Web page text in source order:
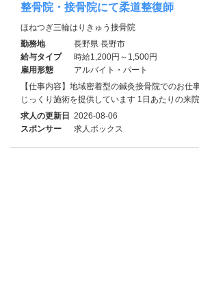
整骨院・接骨院にて柔道整復師
ほねつぎ三輪はりきゅう接骨院
勤務地
長野県 長野市
給与タイプ
時給1,200円～1,500円
雇用形態
アルバイト・パート
【仕事内容】地域密着型の鍼灸接骨院でのお仕
じっくり施術を提供しています 1日あたりの来
求人の更新日 2026-08-06
スポンサー
求人ボックス